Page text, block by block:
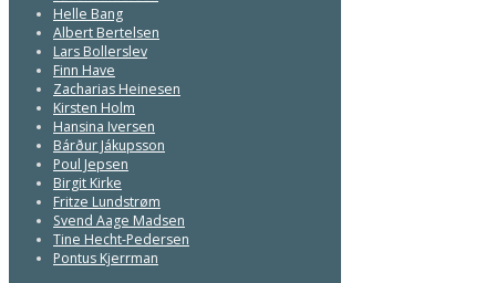
Helle Bang
Albert Bertelsen
Lars Bollerslev
Finn Have
Zacharias Heinesen
Kirsten Holm
Hansina Iversen
Bárður Jákupsson
Poul Jepsen
Birgit Kirke
Fritze Lundstrøm
Svend Aage Madsen
Tine Hecht-Pedersen
Pontus Kjerrman